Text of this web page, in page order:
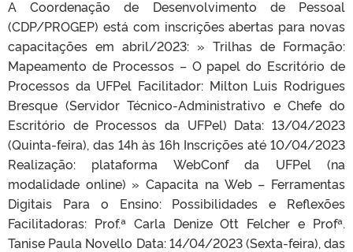
A Coordenação de Desenvolvimento de Pessoal
(CDP/PROGEP) está com inscrições abertas para novas
capacitações em abril/2023: » Trilhas de Formação:
Mapeamento de Processos – O papel do Escritório de
Processos da UFPel Facilitador: Milton Luis Rodrigues
Bresque (Servidor Técnico-Administrativo e Chefe do
Escritório de Processos da UFPel) Data: 13/04/2023
(Quinta-feira), das 14h às 16h Inscrições até 10/04/2023
Realização: plataforma WebConf da UFPel (na
modalidade online) » Capacita na Web – Ferramentas
Digitais Para o Ensino: Possibilidades e Reflexões
Facilitadoras: Prof.ª Carla Denize Ott Felcher e Profª.
Tanise Paula Novello Data: 14/04/2023 (Sexta-feira), das